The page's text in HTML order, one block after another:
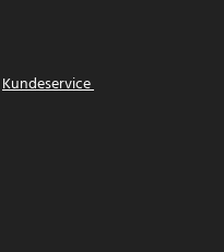
Kundeservice